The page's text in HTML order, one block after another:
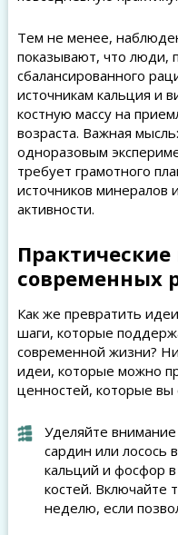
Тем не менее,
показывают, что
сбалансированного
источникам кальция и
костную массу на
возраста. Важная
одноразовым
требует грамотного
источников минералов
активности.
современных
Как же превратить
шаги, которые
современной жизни?
идеи, которые можно
ценностей, которые вы
Уделяйте
сардин или лосось
кальций и фосфор
костей. Включайте
неделю, если